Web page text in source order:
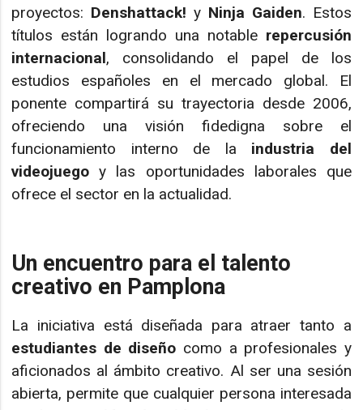
proyectos: Denshattack! y Ninja Gaiden. Estos
títulos están logrando una notable repercusión
internacional, consolidando el papel de los
estudios españoles en el mercado global. El
ponente compartirá su trayectoria desde 2006,
ofreciendo una visión fidedigna sobre el
funcionamiento interno de la industria del
videojuego y las oportunidades laborales que
ofrece el sector en la actualidad.
Un encuentro para el talento
creativo en Pamplona
La iniciativa está diseñada para atraer tanto a
estudiantes de diseño como a profesionales y
aficionados al ámbito creativo. Al ser una sesión
abierta, permite que cualquier persona interesada